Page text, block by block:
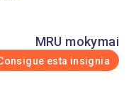
MRU mokymai
esta insignia